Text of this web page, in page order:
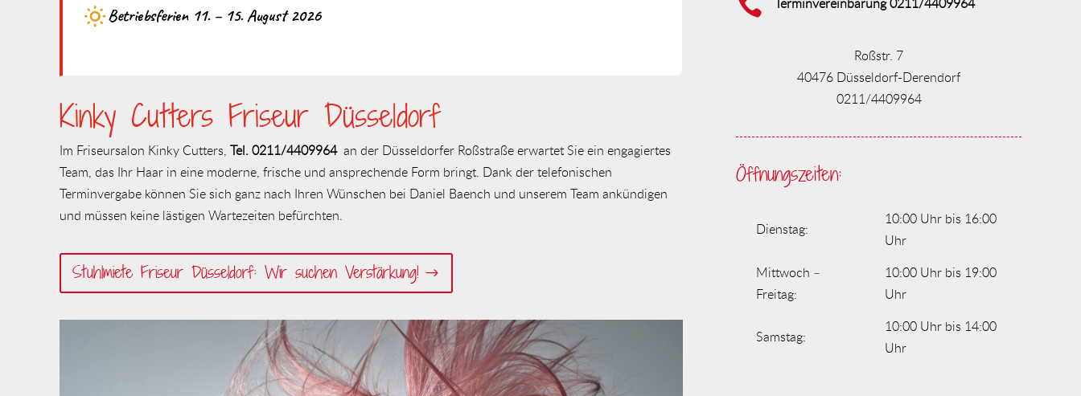
Betriebsferien 11. – 15. August 2026
Kinky Cutters Friseur Düsseldorf
Im Friseursalon Kinky Cutters, Tel.0211/4409964 an der Düsseldorfer Roßstraße erwartet Sie ein engagiertes
Team, das Ihr Haar in eine moderne, frische und ansprechende Form bringt. Dank der telefonischen
Terminvergabe können Sie sich ganz nach Ihren Wünschen bei Daniel Baench und unserem Team ankündigen
und müssen keine lästigen Wartezeiten befürchten.
Stuhlmiete Friseur Düsseldorf: Wir suchen Verstärkung!

Roßstr. 7
40476 Düsseldorf-Derendorf
0211/4409964
Öffnungszeiten:
Dienstag:
10:00 Uhr bis 16:00
Uhr
Mittwoch –
Freitag:
10:00 Uhr bis 19:00
Uhr
Samstag:
10:00 Uhr bis 14:00
Uhr